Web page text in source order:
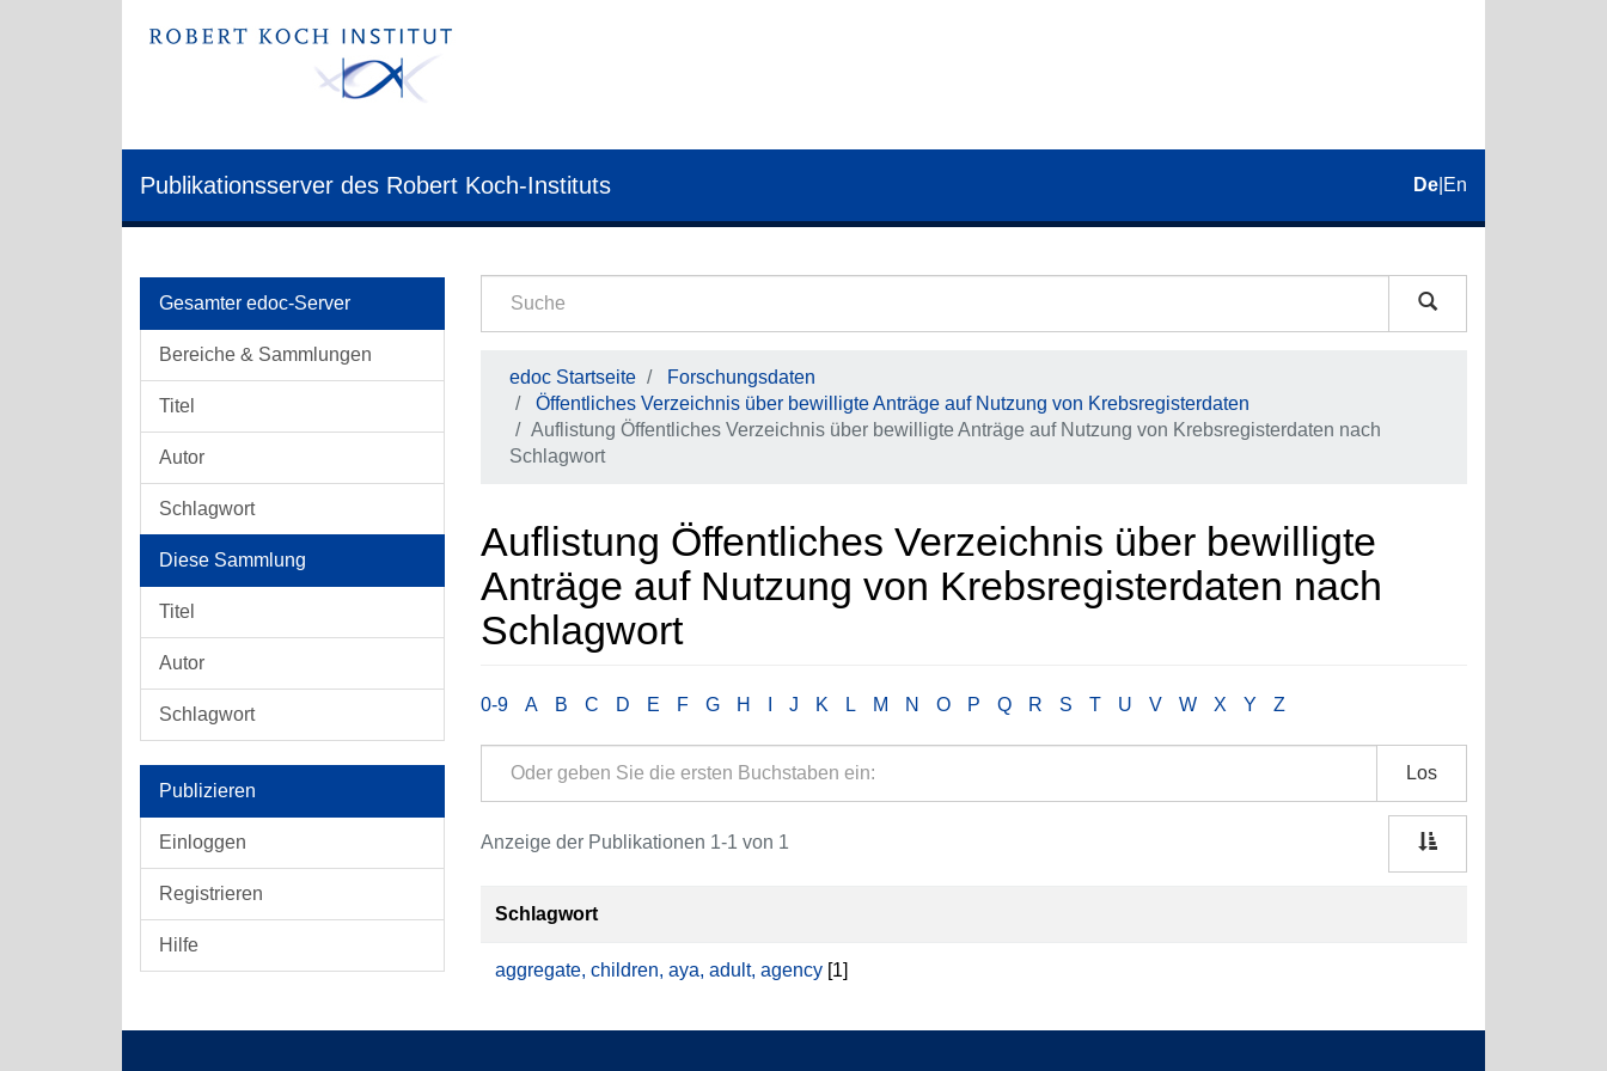
Publikationsserver des Robert Koch-Instituts De En
Gesamter edoc-Server
Bereiche & Sammlungen
Titel
Autor
Schlagwort
Diese Sammlung
Titel
Autor
Schlagwort
Publizieren
Einloggen
Registrieren
Hilfe
edoc Startseite
Forschungsdaten
Öffentliches Verzeichnis über bewilligte Anträge auf Nutzung von Krebsregisterdaten
Auflistung Öffentliches Verzeichnis über bewilligte Anträge auf Nutzung von Krebsregisterdaten nach
Schlagwort
Auflistung Öffentliches Verzeichnis über bewilligte
Anträge auf Nutzung von Krebsregisterdaten nach
Schlagwort
0-9 A B C D E F G H J K L M N O P Q R S T U V W X Y Z
Los
Anzeige der Publikationen 1-1 von 1
Schlagwort
aggregate, children, aya, adult, agency [1]